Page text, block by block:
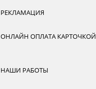
РЕКЛАМАЦИЯ
ОНЛАЙН ОПЛАТА КАРТОЧКОЙ
НАШИ РАБОТЫ